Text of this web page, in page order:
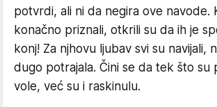
potvrdi, ali ni da negira ove navode.
konačno priznali, otkrili su da ih je
konj! Za njhovu ljubav svi su navijali,
dugo potrajala. Čini se da tek što su
vole, već su i raskinulu.